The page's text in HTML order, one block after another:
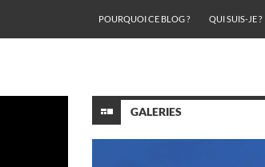
POURQUOI CE BLOG ?
QUI SUIS-JE ?
GALERIES